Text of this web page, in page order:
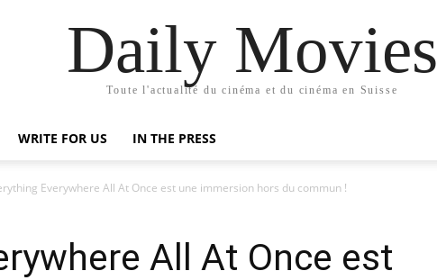
Daily Movies
Toute l'actualité du cinéma et du cinéma en Suisse
WRITE FOR US IN THE PRESS
Everywhere All At Once est une immersion hors du commun !
All At Once est